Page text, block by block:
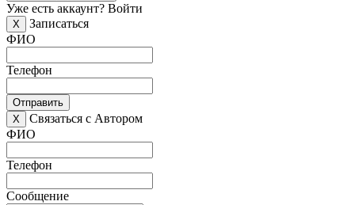
Уже есть аккаунт? Войти
X
Записаться
ФИО
Телефон
Отправить
X
Связаться с Автором
ФИО
Телефон
Сообщение